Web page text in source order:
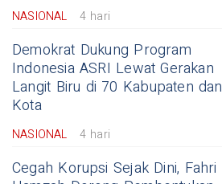
NASIONAL 4 hari
Demokrat Dukung Program
Indonesia ASRI Lewat Gerakan
Langit Biru di 70 Kabupaten dan
Kota
NASIONAL 4 hari
Cegah Korupsi Sejak Dini, Fahri